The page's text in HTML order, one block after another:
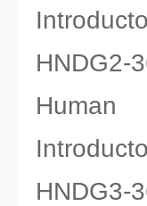
HNDG2-
Human
HNDG3-